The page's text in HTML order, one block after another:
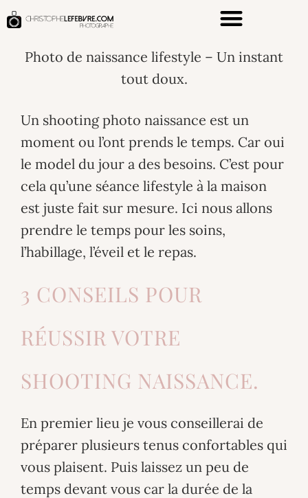
Photo de naissance lifestyle – Un instant
tout doux.
Un shooting photo naissance est un
moment ou l’ont prends le temps. Car oui
le model du jour a des besoins. C’est pour
cela qu’une séance lifestyle à la maison
est juste fait sur mesure. Ici nous allons
prendre le temps pour les soins,
l’habillage, l’éveil et le repas.
3 CONSEILS POUR
RÉUSSIR VOTRE
SHOOTING NAISSANCE.
En premier lieu je vous conseillerai de
préparer plusieurs tenus confortables qui
vous plaisent. Puis laissez un peu de
temps devant vous car la durée de la